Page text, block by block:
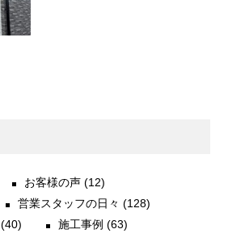
お客様の声 (12)
営業スタッフの日々 (128)
(40) 施工事例 (63)